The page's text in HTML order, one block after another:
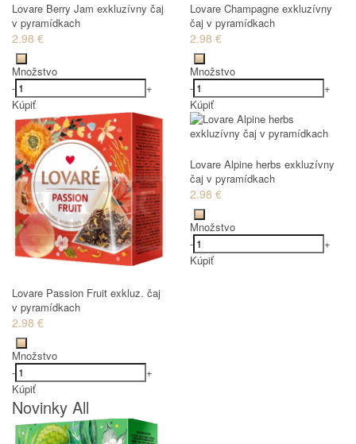
Lovare Berry Jam exkluzívny čaj
v pyramídkach
2.98 €
Množstvo
-
+
Kúpiť
Lovare Champagne exkluzívny
čaj v pyramídkach
2.98 €
Množstvo
-
+
Kúpiť
Lovare Passion Fruit exkluz. čaj
v pyramídkach
2.98 €
Množstvo
-
+
Kúpiť
Lovare Alpine herbs exkluzívny
čaj v pyramídkach
2.98 €
Množstvo
-
+
Kúpiť
Novinky All